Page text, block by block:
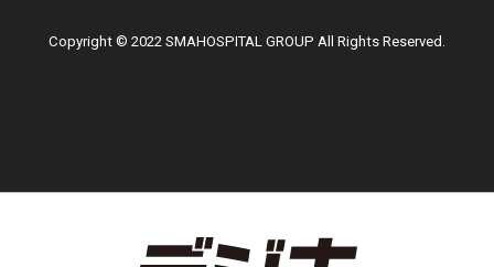
Copyright © 2022 SMAHOSPITAL GROUP All Rights Reserved.